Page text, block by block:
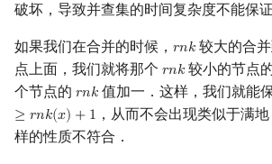
破坏，导致并查集的时间复杂度不能保
如果我们在合并的时候， 𝑟𝑛𝑘
rnk 较大的合
点上面，我们就将那个 𝑟𝑛𝑘
rnk 较小的节点
个节点的 𝑟𝑛𝑘
rnk 值加一．这样，我们就能
≥ 𝑟𝑛𝑘(𝑥) + 1 ，从而不会出现类似于满
样的性质不符合．